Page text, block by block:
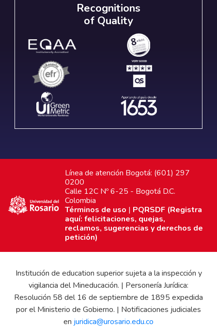
Recognitions
of Quality
Línea de atención Bogotá: (601) 297
0200
Calle 12C Nº 6-25 - Bogotá D.C.
Colombia
Términos de uso | PQRSDF (Registra
aquí: felicitaciones, quejas,
reclamos, sugerencias y derechos de
petición)
Institución de education superior sujeta a la inspección y
vigilancia del Mineducación. | Personería Jurídica:
Resolución 58 del 16 de septiembre de 1895 expedida
por el Ministerio de Gobierno. | Notificaciones judiciales
en juridica@urosario.edu.co